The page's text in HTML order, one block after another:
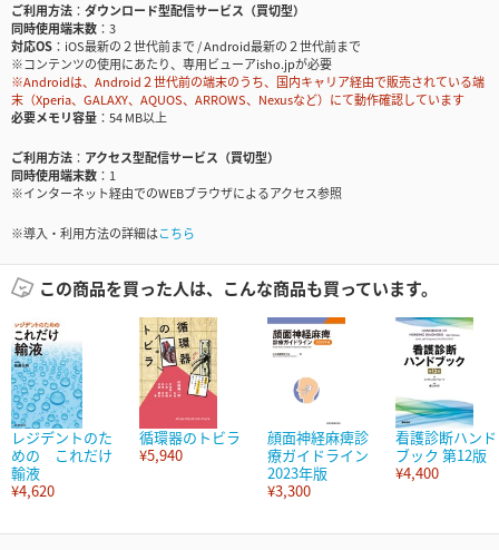
ご利用方法
ダウンロード型配信サービス（買切型）
同時使用端末数
3
対応OS
iOS最新の２世代前まで / Android最新の２世代前まで
※コンテンツの使用にあたり、専用ビューアisho.jpが必要
※Androidは、Android２世代前の端末のうち、国内キャリア経由で販売されている端
末（Xperia、GALAXY、AQUOS、ARROWS、Nexusなど）にて動作確認しています
必要メモリ容量
54 MB以上
ご利用方法
アクセス型配信サービス（買切型）
同時使用端末数
1
※インターネット経由でのWEBブラウザによるアクセス参照
※導入・利用方法の詳細はこちら
この商品を買った人は、こんな商品も買っています。
レジデントのた
めの これだけ
輸液
¥4,620
循環器のトビラ
¥5,940
顔面神経麻痺診
療ガイドライン
2023年版
¥3,300
看護診断ハンド
ブック 第12版
¥4,400